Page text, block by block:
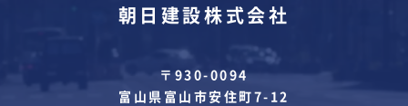
朝日建設株式会社
〒930-0094
富山県富山市安住町7-12